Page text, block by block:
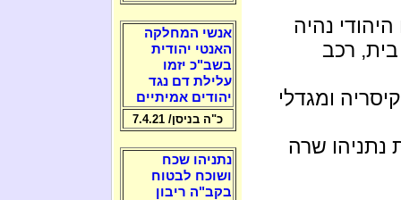
נהיה
בית, רכב
ומגדלי
שרה
אנשי המחלקה
האנטי יהודית
בשב"כ יזמו
עלילת דם נגד
יהודים אמיתיים
כ"ה בניסן/ 7.4.21
נתניהו שכח
ושוכח לבטוח
בקב"ה ריבון